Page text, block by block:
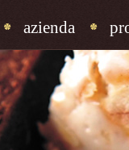
azienda